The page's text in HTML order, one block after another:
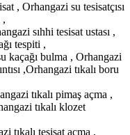
, Orhangazi su tesisatçısı
,
sıhhi tesisat ustası ,
tespiti ,
kaçağı bulma , Orhangazi
,Orhangazi tıkalı boru
tıkalı pimaş açma ,
tıkalı klozet
tıkalı tesisat açma ,